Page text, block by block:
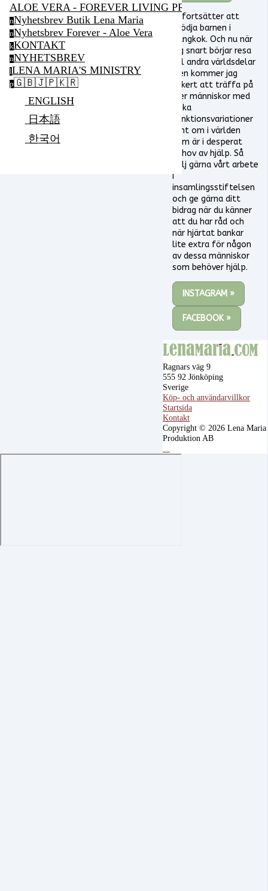
ALOE VERA - FOREVER LIVING PRODUCTS
nNyhetsbrev Butik Lena Maria
nNyhetsbrev Forever - Aloe Vera
kKONTAKT
nNYHETSBREV
lLENA MARIA'S MINISTRY
p🇬🇧🇯🇵🇰🇷
ENGLISH
日本語
한국어
Vi fortsätter att
stödja barnen i
Bangkok. Och nu när
jag snart börjar resa
till andra världsdelar
igen kommer jag
säkert att träffa på
fler människor med
olika
funktionsvariationer
runt om i världen
som är i desperat
behov av hjälp. Så
följ gärna vårt arbete
i
insamlingsstiftelsen
och ge gärna ditt
bidrag när du känner
att du har råd och
när hjärtat bankar
lite extra för någon
av dessa människor
som behöver hjälp.
INSTAGRAM »
FACEBOOK »
Ragnars väg 9
555 92 Jönköping
Sverige
Köp- och användarvillkor
Startsida
Kontakt
Copyright © 2026 Lena Maria
Produktion AB